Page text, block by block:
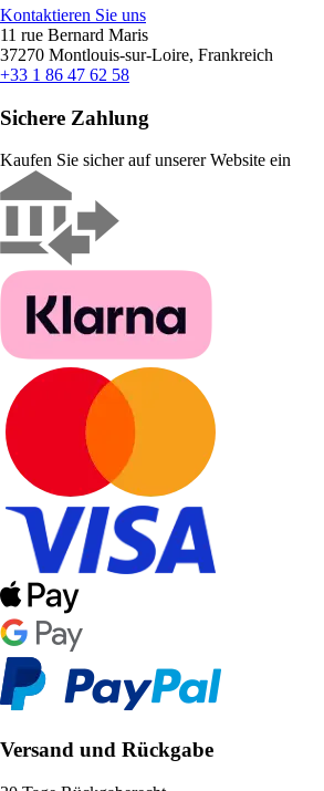
Kontaktieren Sie uns
11 rue Bernard Maris
37270 Montlouis-sur-Loire, Frankreich
+33 1 86 47 62 58
Sichere Zahlung
Kaufen Sie sicher auf unserer Website ein
Versand und Rückgabe